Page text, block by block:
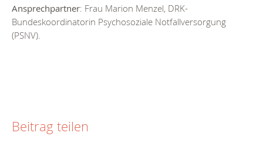
Ansprechpartner: Frau Marion Menzel, DRK-
Bundeskoordinatorin Psychosoziale Notfallversorgung
(PSNV).
Beitrag teilen